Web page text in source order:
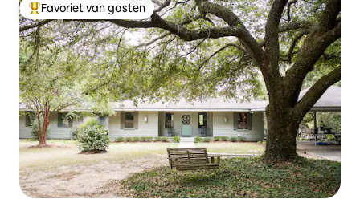
Topfavoriet van gasten
Favoriet van gasten